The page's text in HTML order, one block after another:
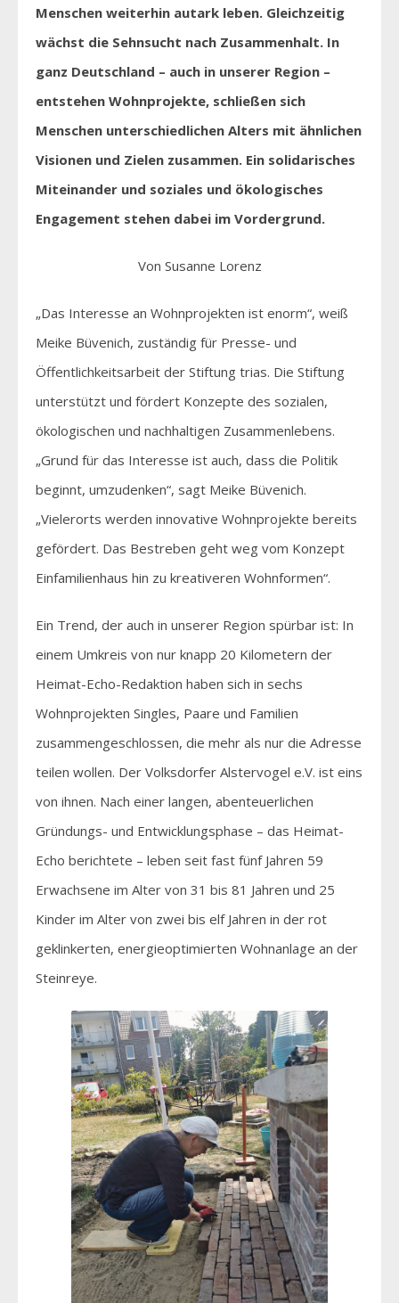
Menschen weiterhin autark leben. Gleichzeitig
wächst die Sehnsucht nach Zusammenhalt. In
ganz Deutschland – auch in unserer Region –
entstehen Wohnprojekte, schließen sich
Menschen unterschiedlichen Alters mit ähnlichen
Visionen und Zielen zusammen. Ein solidarisches
Miteinander und soziales und ökologisches
Engagement stehen dabei im Vordergrund.
Von Susanne Lorenz
„Das Interesse an Wohnprojekten ist enorm“, weiß
Meike Büvenich, zuständig für Presse- und
Öffentlichkeitsarbeit der Stiftung trias. Die Stiftung
unterstützt und fördert Konzepte des sozialen,
ökologischen und nachhaltigen Zusammenlebens.
„Grund für das Interesse ist auch, dass die Politik
beginnt, umzudenken“, sagt Meike Büvenich.
„Vielerorts werden innovative Wohnprojekte bereits
gefördert. Das Bestreben geht weg vom Konzept
Einfamilienhaus hin zu kreativeren Wohnformen“.
Ein Trend, der auch in unserer Region spürbar ist: In
einem Umkreis von nur knapp 20 Kilometern der
Heimat-Echo-Redaktion haben sich in sechs
Wohnprojekten Singles, Paare und Familien
zusammengeschlossen, die mehr als nur die Adresse
teilen wollen. Der Volksdorfer Alstervogel e.V. ist eins
von ihnen. Nach einer langen, abenteuerlichen
Gründungs- und Entwicklungsphase – das Heimat-
Echo berichtete – leben seit fast fünf Jahren 59
Erwachsene im Alter von 31 bis 81 Jahren und 25
Kinder im Alter von zwei bis elf Jahren in der rot
geklinkerten, energieoptimierten Wohnanlage an der
Steinreye.